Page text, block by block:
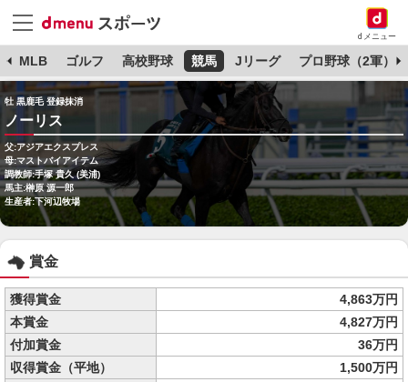
dメニュー
MLB ゴルフ 高校野球 競馬 Jリーグ プロ野球（2軍）
牡 黒鹿毛 登録抹消
ノーリス
父:アジアエクスプレス
母:マストバイアイテム
調教師:手塚 貴久 (美浦)
馬主:榊原 源一郎
生産者:下河辺牧場
賞金
獲得賞金
4,863万円
本賞金
4,827万円
付加賞金
36万円
収得賞金（平地）
1,500万円